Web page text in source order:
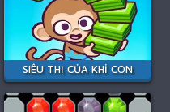
SIÊU THỊ CỦA KHỈ CON